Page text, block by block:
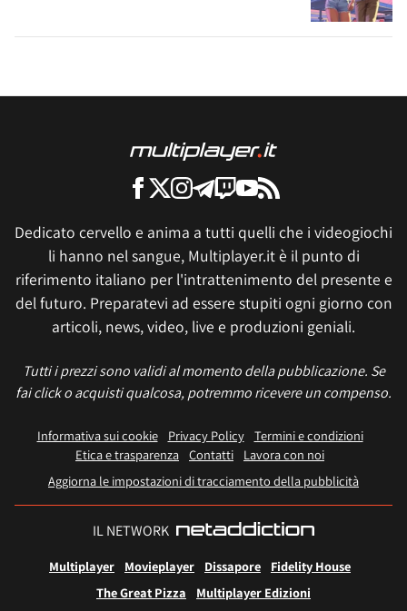
Dedicato cervello e anima a tutti quelli che i videogiochi
li hanno nel sangue, Multiplayer.it è il punto di
riferimento italiano per l'intrattenimento del presente e
del futuro. Preparatevi ad essere stupiti ogni giorno con
articoli, news, video, live e produzioni geniali.
Tutti i prezzi sono validi al momento della pubblicazione. Se
fai click o acquisti qualcosa, potremmo ricevere un compenso.
Informativa sui cookie Privacy Policy
Termini e condizioni
Etica e trasparenza Contatti
Lavora con noi
Aggiorna le impostazioni di tracciamento della pubblicità
IL NETWORK
Multiplayer Movieplayer Dissapore
Fidelity House
The Great Pizza
Multiplayer Edizioni